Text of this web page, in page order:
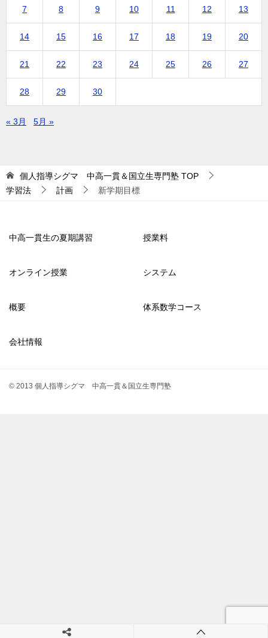
7 8 9 10 11 12 13
14 15 16 17 18 19 20
21 22 23 24 25 26 27
28 29 30
« 3月 5月 »
個人指導シグマ 中高一貫＆国立生専門塾 TOP
学習法
計画 新学期目標
中高一貫生の夏期講習 授業料
オンライン授業 システム
概要 体系数学コース
会社情報
© 2013 個人指導シグマ 中高一貫＆国立生専門塾